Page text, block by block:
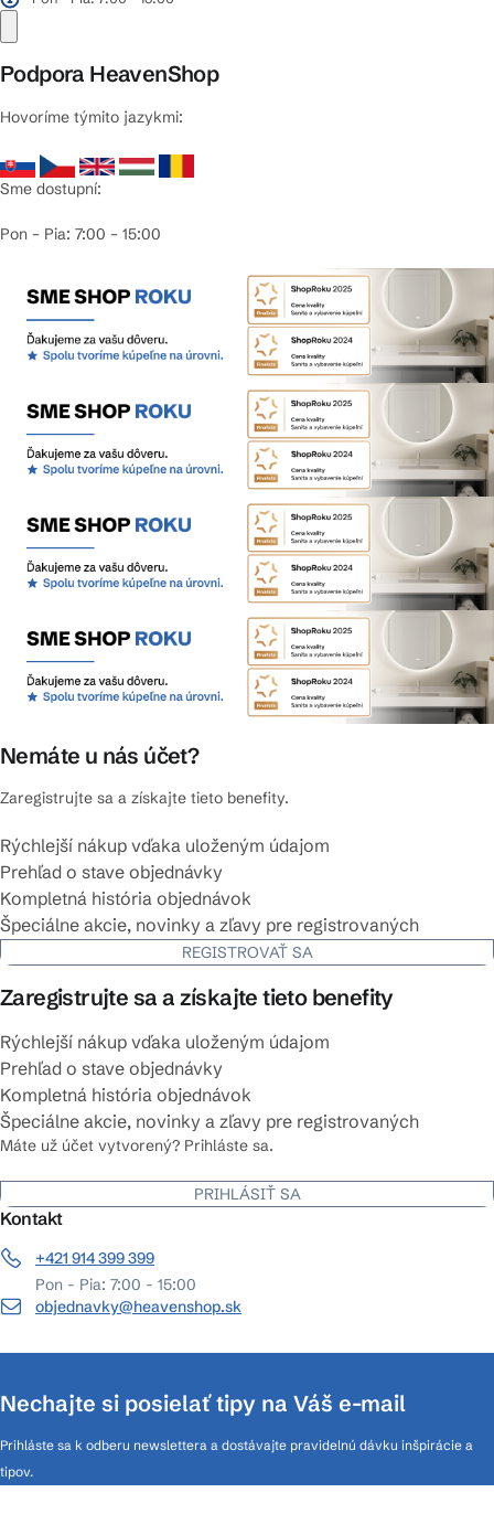
Podpora HeavenShop
Hovoríme týmito jazykmi:
Sme dostupní:
Pon – Pia: 7:00 – 15:00
Nemáte u nás účet?
Zaregistrujte sa a získajte tieto benefity.
Rýchlejší nákup vďaka uloženým údajom
Prehľad o stave objednávky
Kompletná história objednávok
Špeciálne akcie, novinky a zľavy pre registrovaných
REGISTROVAŤ SA
Zaregistrujte sa a získajte tieto benefity
Rýchlejší nákup vďaka uloženým údajom
Prehľad o stave objednávky
Kompletná história objednávok
Špeciálne akcie, novinky a zľavy pre registrovaných
Máte už účet vytvorený? Prihláste sa.
PRIHLÁSIŤ SA
Kontakt
+421 914 399 399
Pon - Pia: 7:00 - 15:00
objednavky@heavenshop.sk
Nechajte si posielať tipy na Váš e-mail
Prihláste sa k odberu newslettera a dostávajte pravidelnú dávku inšpirácie a
tipov.